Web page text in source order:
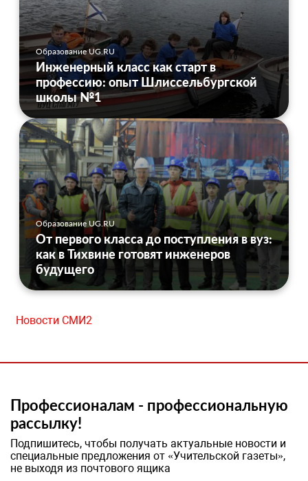
Образование UG.RU
Инженерный класс как старт в
профессию: опыт Шлиссельбургской
школы №1
Образование UG.RU
От первого класса до поступления в вуз:
как в Тихвине готовят инженеров
будущего
Новости СМИ2
Профессионалам - профессиональную
рассылку!
Подпишитесь, чтобы получать актуальные новости и
специальные предложения от «Учительской газеты»,
не выходя из почтового ящика